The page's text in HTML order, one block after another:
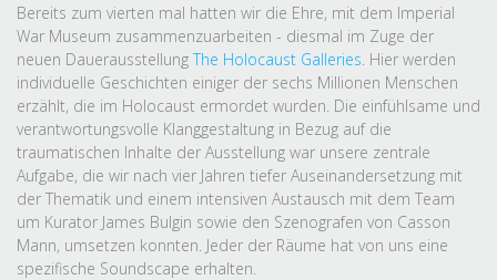
Bereits zum vierten mal hatten wir die Ehre, mit dem Imperial
War Museum zusammenzuarbeiten - diesmal im Zuge der
neuen Dauerausstellung The Holocaust Galleries . Hier werden
individuelle Geschichten einiger der sechs Millionen Menschen
erzählt, die im Holocaust ermordet wurden. Die einfühlsame und
verantwortungsvolle Klanggestaltung in Bezug auf die
traumatischen Inhalte der Ausstellung war unsere zentrale
Aufgabe, die wir nach vier Jahren tiefer Auseinandersetzung mit
der Thematik und einem intensiven Austausch mit dem Team
um Kurator James Bulgin sowie den Szenografen von Casson
Mann, umsetzen konnten. Jeder der Räume hat von uns eine
spezifische Soundscape erhalten.